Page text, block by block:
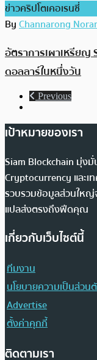
ข่าวคริปโตเคอเรนซี่
ByChannarong
อัตราการเผาเหรียญ
ดอลลาร์ในหนึ่งวัน
Previous
เป้าหมายของเรา
Siam Blockchain มุ่ง
Cryptocurrency และเ
รวบรวมข้อมูลส่วนใหญ่
แปลส่งตรงถึงฟีดคุณ
เกี่ยวกับเว็บไซต์นี้
ทีมงาน
นโยบายความเป็นส่วน
Advertise
ตั้งค่าคุกกี้
ติดตามเรา